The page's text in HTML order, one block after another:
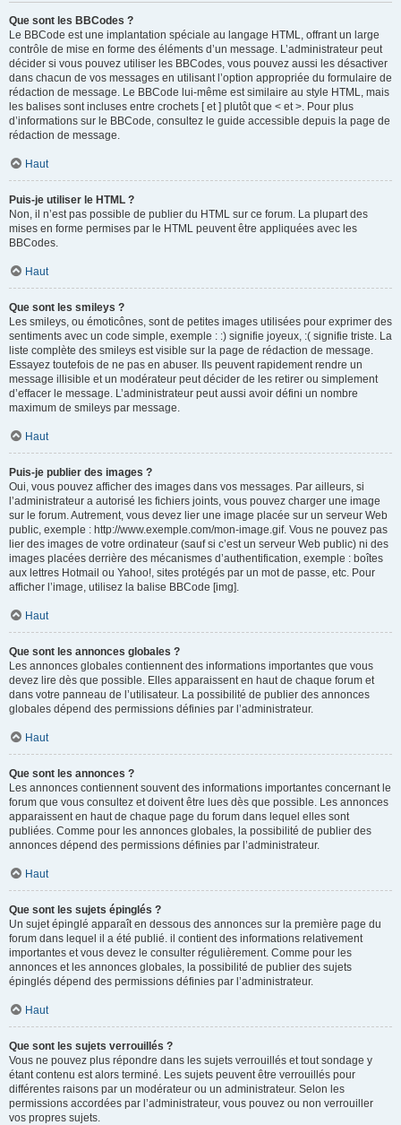
Que sont les BBCodes ?
Le BBCode est une implantation spéciale au langage HTML, offrant un large
contrôle de mise en forme des éléments d’un message. L’administrateur peut
décider si vous pouvez utiliser les BBCodes, vous pouvez aussi les désactiver
dans chacun de vos messages en utilisant l’option appropriée du formulaire de
rédaction de message. Le BBCode lui-même est similaire au style HTML, mais
les balises sont incluses entre crochets [ et ] plutôt que < et >. Pour plus
d’informations sur le BBCode, consultez le guide accessible depuis la page de
rédaction de message.
Haut
Puis-je utiliser le HTML ?
Non, il n’est pas possible de publier du HTML sur ce forum. La plupart des
mises en forme permises par le HTML peuvent être appliquées avec les
BBCodes.
Haut
Que sont les smileys ?
Les smileys, ou émoticônes, sont de petites images utilisées pour exprimer des
sentiments avec un code simple, exemple : :) signifie joyeux, :( signifie triste. La
liste complète des smileys est visible sur la page de rédaction de message.
Essayez toutefois de ne pas en abuser. Ils peuvent rapidement rendre un
message illisible et un modérateur peut décider de les retirer ou simplement
d’effacer le message. L’administrateur peut aussi avoir défini un nombre
maximum de smileys par message.
Haut
Puis-je publier des images ?
Oui, vous pouvez afficher des images dans vos messages. Par ailleurs, si
l’administrateur a autorisé les fichiers joints, vous pouvez charger une image
sur le forum. Autrement, vous devez lier une image placée sur un serveur Web
public, exemple : http://www.exemple.com/mon-image.gif. Vous ne pouvez pas
lier des images de votre ordinateur (sauf si c’est un serveur Web public) ni des
images placées derrière des mécanismes d’authentification, exemple : boîtes
aux lettres Hotmail ou Yahoo!, sites protégés par un mot de passe, etc. Pour
afficher l’image, utilisez la balise BBCode [img].
Haut
Que sont les annonces globales ?
Les annonces globales contiennent des informations importantes que vous
devez lire dès que possible. Elles apparaissent en haut de chaque forum et
dans votre panneau de l’utilisateur. La possibilité de publier des annonces
globales dépend des permissions définies par l’administrateur.
Haut
Que sont les annonces ?
Les annonces contiennent souvent des informations importantes concernant le
forum que vous consultez et doivent être lues dès que possible. Les annonces
apparaissent en haut de chaque page du forum dans lequel elles sont
publiées. Comme pour les annonces globales, la possibilité de publier des
annonces dépend des permissions définies par l’administrateur.
Haut
Que sont les sujets épinglés ?
Un sujet épinglé apparaît en dessous des annonces sur la première page du
forum dans lequel il a été publié. il contient des informations relativement
importantes et vous devez le consulter régulièrement. Comme pour les
annonces et les annonces globales, la possibilité de publier des sujets
épinglés dépend des permissions définies par l’administrateur.
Haut
Que sont les sujets verrouillés ?
Vous ne pouvez plus répondre dans les sujets verrouillés et tout sondage y
étant contenu est alors terminé. Les sujets peuvent être verrouillés pour
différentes raisons par un modérateur ou un administrateur. Selon les
permissions accordées par l’administrateur, vous pouvez ou non verrouiller
vos propres sujets.